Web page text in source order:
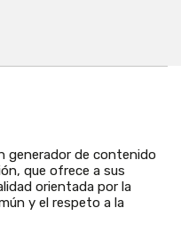
generador de contenido
que ofrece a sus
orientada por la
y el respeto a la